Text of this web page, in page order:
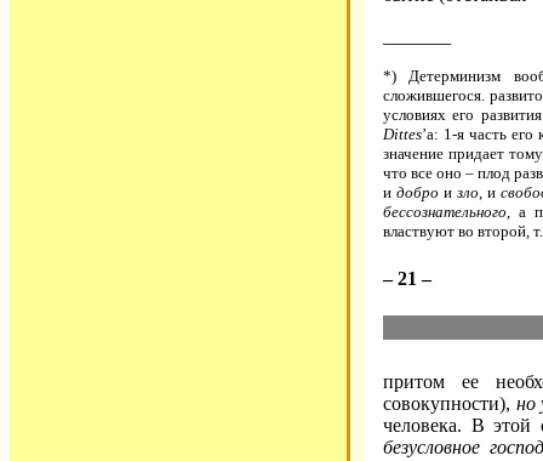
*) Детерминизм
сложившегося.
условиях его
Dittes’а: 1-я часть
значение придает
что все оно – плод
и добро и зло, и
бессознательного, а
властвуют во второй,
– 21 –
притом ее
совокупности), но
человека. В этой
безусловное